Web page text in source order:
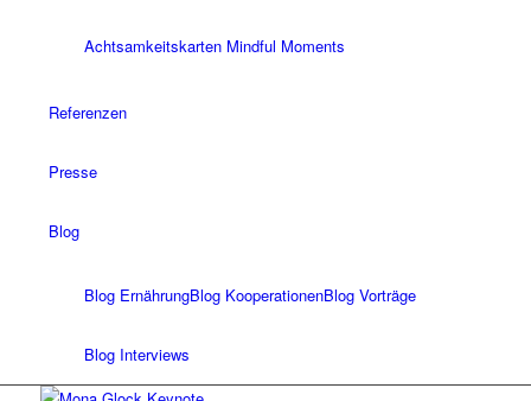
Achtsamkeitskarten Mindful Moments
Referenzen
Presse
Blog
Blog ErnährungBlog KooperationenBlog Vorträge
Blog Interviews